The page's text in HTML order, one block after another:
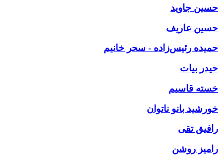
حسین جاوید
حسین عاریف
حمیده رئیس‌زاده - سحر خانیم
حیدر بیات
خسته قاسیم
خورشید بانو ناتوان
رافیق تقی
رامیز روشن